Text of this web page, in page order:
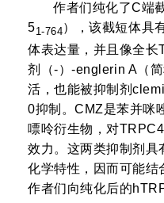
作者们纯化了C端
51-764），该截短体具
体表达量，并且像全
剂（-）-englerin A（
活，也能被抑制剂
0抑制。CMZ是苯并咪
嘌呤衍生物，对
效力。这两类抑制剂具
化学特性，因而可能结
作者们向纯化后的